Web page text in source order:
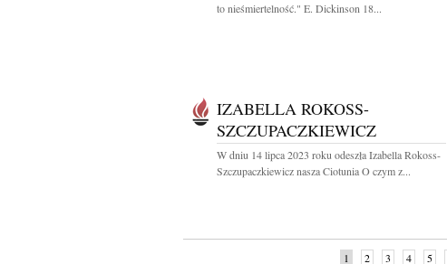
to nieśmiertelność." E. Dickinson 18...
IZABELLA ROKOSS-
SZCZUPACZKIEWICZ
W dniu 14 lipca 2023 roku odeszła Izabella Rokoss-
Szczupaczkiewicz nasza Ciotunia O czym z...
1 2 3 4 5